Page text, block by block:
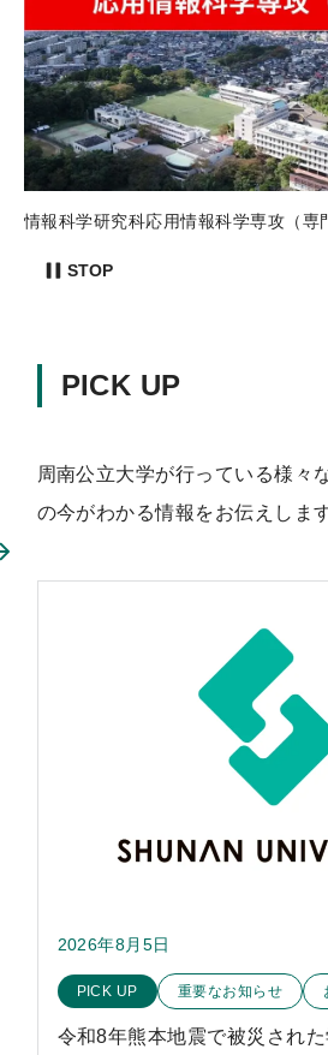
情報科学研究科応用情報科学専攻（専
STOP
PICK UP
周南公立大学が行っている様々
の今がわかる情報をお伝えします
2026年8月5日
このお知らせのカテゴリー
PICK UP 重要なお知らせ
令和8年熊本地震で被災され